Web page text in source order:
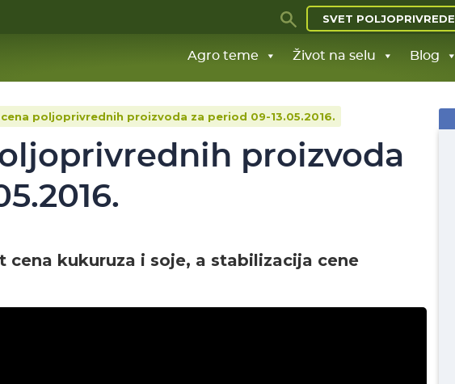
SVET POLJOPRIVREDE
Agro teme Život na selu Blog
poljoprivrednih proizvoda za period 09-13.05.2016.
proizvoda
cena kukuruza i soje, a stabilizacija cene